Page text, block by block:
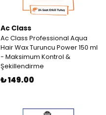
Ac Class
Ac Class Professional Aqua
Hair Wax Turuncu Power 150 ml
- Maksimum Kontrol &
Şekillendirme
₺ 149.00